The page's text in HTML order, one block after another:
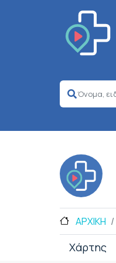
ΑΡΧΙΚΗ
Χάρτης